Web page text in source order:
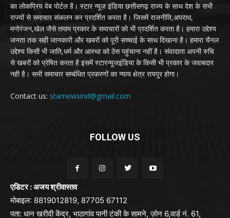
का लोकप्रिय वेब पोर्टल है। स्टार न्यूज़ इंडिया छत्तीसगढ़ राज्य के साथ देश के सभी
राज्यों से समाचार संकलन कर प्रदर्शित करता है। जिसमें राजनीति,अपराध,
मनोरंजन,खेल जैसे तमाम प्रकार के समाचारों को भी प्रदर्शित करता है। हमारा उद्देश्य
जनता तक सही जानकारी और खबरों को पूरी सच्चाई के साथ दिखाना है। हमारा चैनल
उद्देश्य किसी भी जाति,धर्म और आस्था को ठेस पहुंचाना नहीं है। संवादाता अपनी रुचि
से खबरों को प्रेषित करता है इसमें स्टारन्यूजइंडिया के किसी भी प्रकार के जवाबदार
नही है। सभी समाचार सम्बंधित प्रकरणों का न्याय क्षेत्र रायपुर होगा।
Contact us: starnewsind@gmail.com
FOLLOW US
एडिटर : अजय श्रीवास्तव
मोबाइल: 8819012819, 87705 67112
पता: धान खरीदी केंद्र, भाठागांव पानी टंकी के सामने, ज़ोन 6,वार्ड नं. 61,